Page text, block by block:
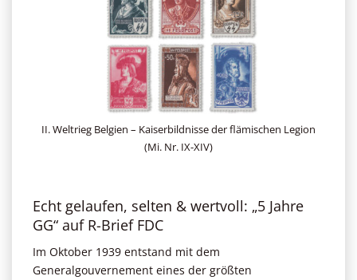
II. Weltrieg Belgien – Kaiserbildnisse der flämischen Legion
(Mi. Nr. IX-XIV)
Echt gelaufen, selten & wertvoll: „5 Jahre
GG“ auf R-Brief FDC
Im Oktober 1939 entstand mit dem
Generalgouvernement eines der größten